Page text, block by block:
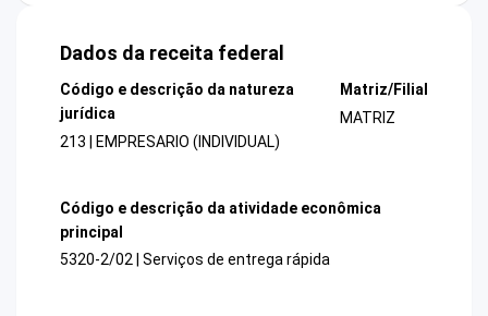
Dados da receita federal
Código e descrição da natureza
jurídica
213 | EMPRESARIO (INDIVIDUAL)
Matriz/Filial
MATRIZ
Código e descrição da atividade econômica
principal
5320-2/02 | Serviços de entrega rápida